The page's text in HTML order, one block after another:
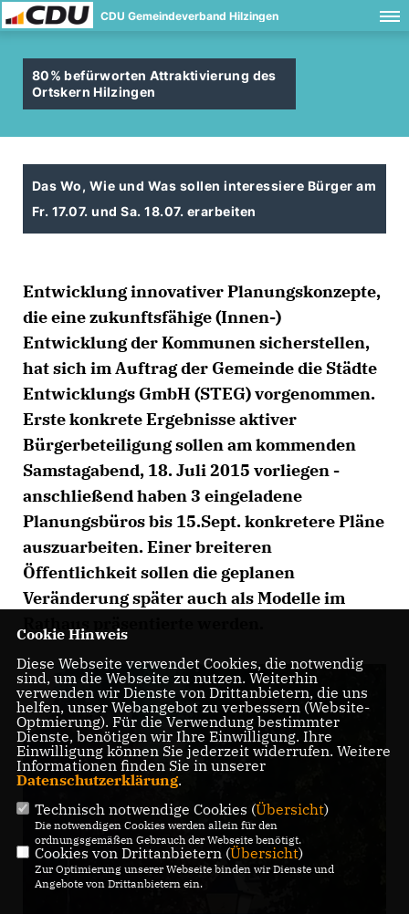
CDU Gemeindeverband Hilzingen
80% befürworten Attraktivierung des
Ortskern Hilzingen
Das Wo, Wie und Was sollen interessiere Bürger am
Fr. 17.07. und Sa. 18.07. erarbeiten
Entwicklung innovativer Planungskonzepte,
die eine zukunftsfähige (Innen-)
Entwicklung der Kommunen sicherstellen,
hat sich im Auftrag der Gemeinde die Städte
Entwicklungs GmbH (STEG) vorgenommen.
Erste konkrete Ergebnisse aktiver
Bürgerbeteiligung sollen am kommenden
Samstagabend, 18. Juli 2015 vorliegen -
anschließend haben 3 eingeladene
Planungsbüros bis 15.Sept. konkretere Pläne
auszuarbeiten. Einer breiteren
Öffentlichkeit sollen die geplanen
Veränderung später auch als Modelle im
Rathaus präsentierte werden.
Cookie Hinweis
Diese Webseite verwendet Cookies, die notwendig
sind, um die Webseite zu nutzen. Weiterhin
verwenden wir Dienste von Drittanbietern, die uns
helfen, unser Webangebot zu verbessern (Website-
Optmierung). Für die Verwendung bestimmter
Dienste, benötigen wir Ihre Einwilligung. Ihre
Einwilligung können Sie jederzeit widerrufen. Weitere
Informationen finden Sie in unserer
Datenschutzerklärung.
Technisch notwendige Cookies (Übersicht)
Die notwendigen Cookies werden allein für den
ordnungsgemäßen Gebrauch der Webseite benötigt.
Cookies von Drittanbietern (Übersicht)
Zur Optimierung unserer Webseite binden wir Dienste und
Angebote von Drittanbietern ein.